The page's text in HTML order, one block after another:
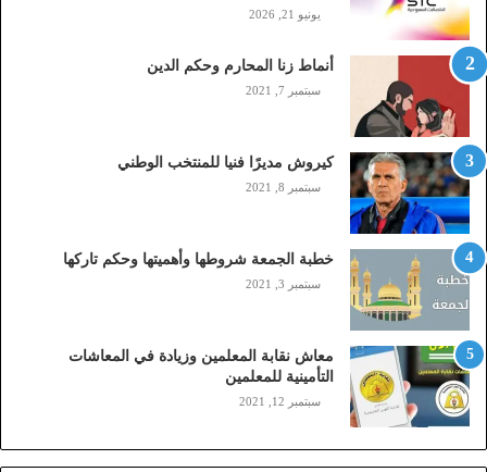
ل
(
s
,
م
و
ب
ا
ي
ل
ي
ز
ي
ن
)
يونيو 21, 2026
أنماط زنا المحارم وحكم الدين
سبتمبر 7, 2021
كيروش مديرًا فنيا للمنتخب الوطني
سبتمبر 8, 2021
خطبة الجمعة شروطها وأهميتها وحكم تاركها
سبتمبر 3, 2021
معاش نقابة المعلمين وزيادة في المعاشات
التأمينية للمعلمين
سبتمبر 12, 2021